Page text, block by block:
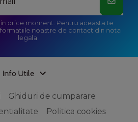
orice moment. Pentru aceasta te
noastre de contact din nota
legala.
Info Utile
Ghiduri de cumparare
Politica cookies